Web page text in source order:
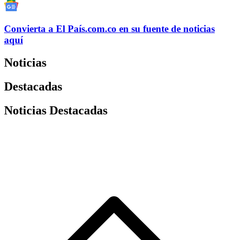
Convierta a El País.com.co en su fuente de noticias
aquí
Noticias
Destacadas
Noticias Destacadas